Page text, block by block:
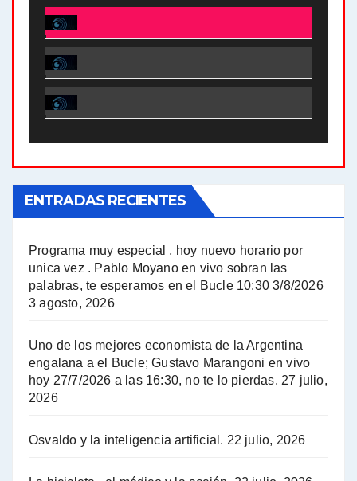
El Bucle News en Radio Gráfica. Bloque 2 . 28.04.24 - Jorge Gres
El Bucle News en Radio Gráfica. Bloque 1 . 28.04.24 - Jorge Gres
El Bucle News en Radio Gráfica. Bloque 2 . 21.04.24 - Jorge Gres
A mayor poder al empresariado le cuesta encontrar resistencia - Jose Urtubey con Jorge Gres
Hugo Yasky : Día de la Militancia - Hugo Yasky con Jorge Gres
Hugo Yasky sobre la Coordinadora de las Industrias de Productos Alimenticios (COPAL) - Hugo Yasky con Jorge Gres
ENTRADAS RECIENTES
Programa muy especial , hoy nuevo horario por
unica vez . Pablo Moyano en vivo sobran las
palabras, te esperamos en el Bucle 10:30 3/8/2026
3 agosto, 2026
Uno de los mejores economista de la Argentina
engalana a el Bucle; Gustavo Marangoni en vivo
hoy 27/7/2026 a las 16:30, no te lo pierdas. 27 julio,
2026
Osvaldo y la inteligencia artificial. 22 julio, 2026